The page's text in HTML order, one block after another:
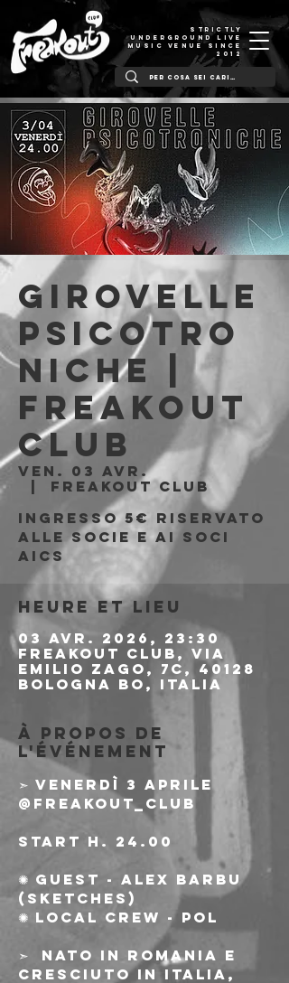
STRICTLY
UNDERGROUND LIVE
MUSIC VENUE SINCE
2012
Girovelle
Psicotro
niche |
Freakout
Club
ven. 03 avr.
Freakout Club
Ingresso 5€ riservato
alle socie e ai soci
AICS
Heure et lieu
03 avr. 2026, 23:30
Freakout Club, Via
Emilio Zago, 7c, 40128
Bologna BO, Italia
À propos de
l'événement
➣ Venerdì 3 Aprile
@freakout_club
start h. 24.00
✺ Guest - Alex Barbu
(sketches)
✺ Local Crew - Pol
➣  Nato in Romania e
cresciuto in Italia,